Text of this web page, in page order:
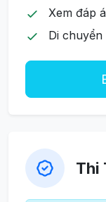
Xem đáp
Di
Thi